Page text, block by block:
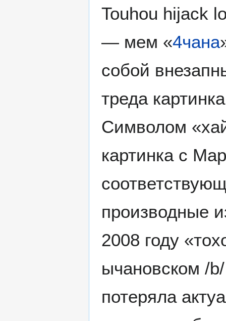
Touhou hijack
— мем «4чана
собой
треда
Символом
картинка с
производные
2008 году
ычановском /
потеряла